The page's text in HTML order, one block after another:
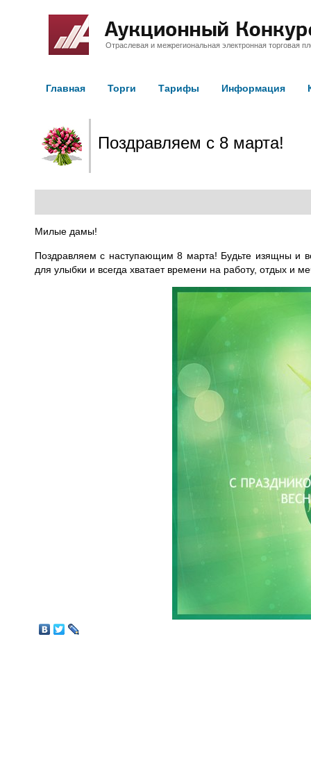
Отраслевая и межрегиональная электронная торговая
Главная Торги Тарифы Информация
Поздравляем с 8 марта!
Милые дамы!
Поздравляем с наступающим 8 марта! Будьте изящны и
для улыбки и всегда хватает времени на работу, отдых и